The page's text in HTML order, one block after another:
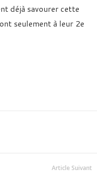
déjà savourer cette
seulement à leur 2e
Article Suivant